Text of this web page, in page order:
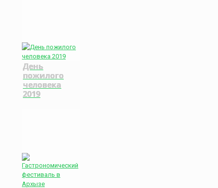
День
пожилого
человека
2019